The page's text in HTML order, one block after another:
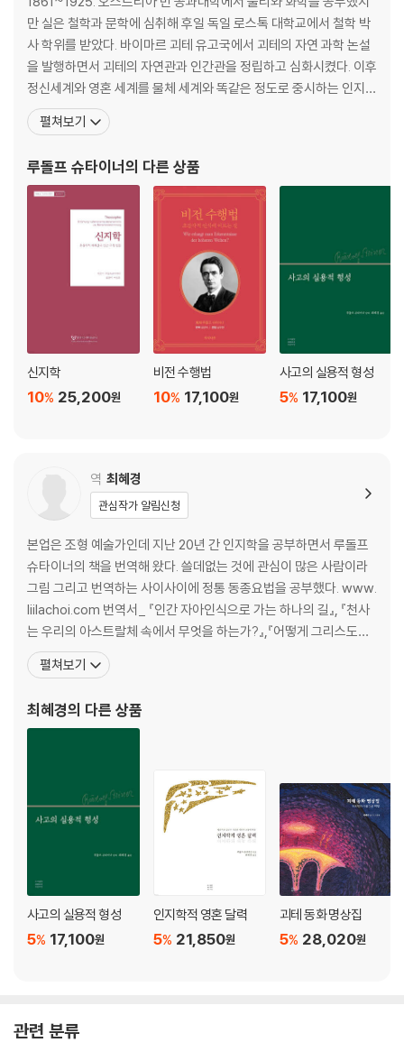
만 실은 철학과 문학에 심취해 후일 독일 로스톡 대학교에서 철학 박
사 학위를 받았다. 바이마르 괴테 유고국에서 괴테의 자연 과학 논설
을 발행하면서 괴테의 자연관과 인간관을 정립하고 심화시켰다. 이후
정신세계와 영혼 세계를 물체 세계와 똑같은 정도로 중시하는 인지학
을 창시하고, 제 1차 세계대전을 기점으로 추종자들의 요구에 따라 철
학적, 인지학적 정신과학에서 실생활에 적용할 수 있는 학문 분야를
교육학, 생명 역동 농법, 인지학적 의학과 약학, 사회
펼쳐보기
루돌프 슈타이너의 다른 상품
신지학
25,200원
10%
비전 수행법
17,100원
10%
사고의 실용적 형성
17,100원
5%
역 최혜경
관심작가 알림신청
본업은 조형 예술가인데 지난 20년 간 인지학을 공부하면서 루돌프
슈타이너의 책을 번역해 왔다. 쓸데없는 것에 관심이 많은 사람이라
그림 그리고 번역하는 사이사이에 정통 동종요법을 공부했다. www.
liilachoi.com 번역서_ 『인간 자아인식으로 가는 하나의 길』, 『천사
는 우리의 아스트랄체 속에서 무엇을 하는가?』,『어떻게 그리스도를
발견하는가』 ,『죽음, 이는 곧 삶의 변화이니!』, 『발도르프 학교와 그
정신』, 『자유의 철학』, 『교육예술 1, 인간에 대한 보편적인 앎』, 『교육
교과과정 강의
펼쳐보기
최혜경의 다른 상품
사고의 실용적 형성
17,100원
5%
인지학적 영혼 달력
21,850원
5%
괴테 동화 명상집
28,020원
5%
관련 분류